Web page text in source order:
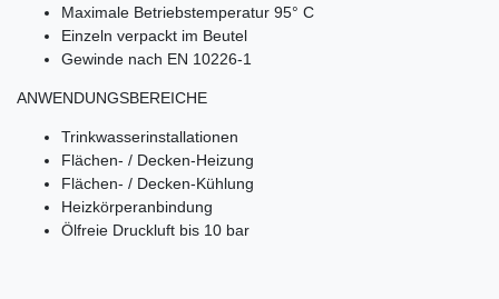
Maximale Betriebstemperatur 95° C
Einzeln verpackt im Beutel
Gewinde nach EN 10226-1
ANWENDUNGSBEREICHE
Trinkwasserinstallationen
Flächen- / Decken-Heizung
Flächen- / Decken-Kühlung
Heizkörperanbindung
Ölfreie Druckluft bis 10 bar